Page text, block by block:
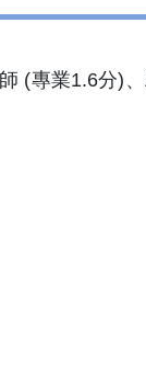
(專業1.6分)